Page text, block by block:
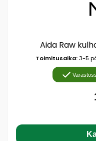
Aida Raw
Toimitusaika:3-5